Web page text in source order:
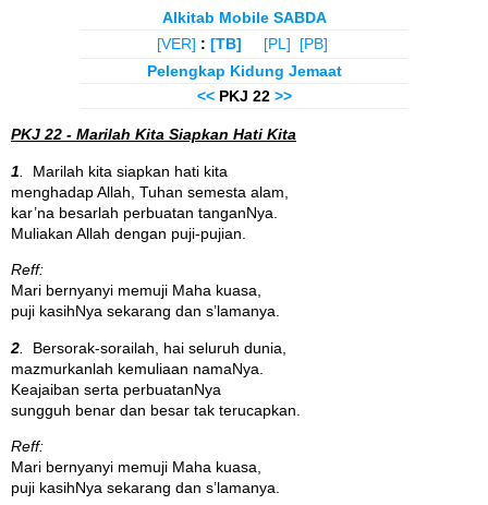
Alkitab Mobile SABDA
[VER] : [TB] [PL]
[PB]
Pelengkap Kidung Jemaat
<<PKJ 22 >>
PKJ 22 - Marilah Kita Siapkan Hati Kita
1
Marilah kita siapkan hati kita
menghadap Allah, Tuhan semesta alam,
kar’na besarlah perbuatan tanganNya.
Muliakan Allah dengan puji-pujian.
Reff:
Mari bernyanyi memuji Maha kuasa,
puji kasihNya sekarang dan s’lamanya.
2
Bersorak-sorailah, hai seluruh dunia,
mazmurkanlah kemuliaan namaNya.
Keajaiban serta perbuatanNya
sungguh benar dan besar tak terucapkan.
Reff:
Mari bernyanyi memuji Maha kuasa,
puji kasihNya sekarang dan s’lamanya.